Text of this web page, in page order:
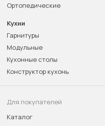
Ортопедические
Кухни
Гарнитуры
Модульные
Кухонные столы
Конструктор кухонь
Для покупателей
Каталог